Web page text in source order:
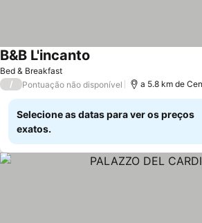
Bed & Breakfast
B&B L'incanto
/ Pontuação não disponível a 5.8 km de
Selecione as datas para ver os preços
exatos.